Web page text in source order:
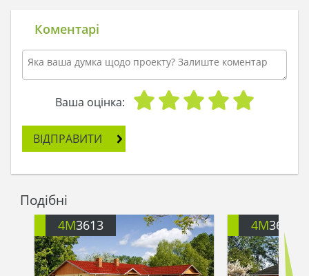
Коментарі
Ваша оцінка:
ВІДПРАВИТИ
Подібні
4M3613 4M3613A